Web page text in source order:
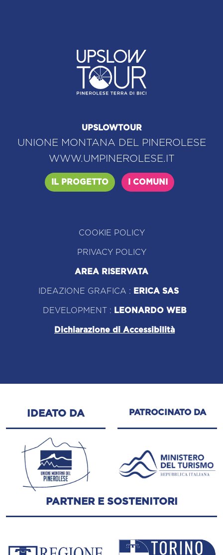
UPSLOWTOUR
UNIONE MONTANA DEL PINEROLESE
WWW.UMPINEROLESE.IT
IL PROGETTO I COMUNI
COOKIE POLICY
PRIVACY POLICY
AREA RISERVATA
IDEAZIONE GRAFICA : ERICA SAS
DEVELOPMENT : LEONARDO WEB
Dichiarazione di Accessibilità
IDEATO DA PATROCINATO DA
PARTNER E SOSTENITORI